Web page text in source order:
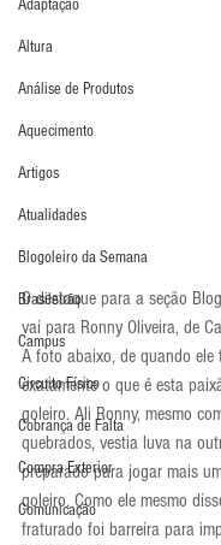
Adaptação
Altura
Análise de Produtos
Aquecimento
Artigos
Atualidades
Blogoleiro da Semana
Brasileirão
Campus
Circuito Físico
Cobrança de Falta
Compra Exterior
Comunicação
O destaque para a seção
vai para Ronny Oliveira, de
A foto abaixo, de quando
exatamente o que é esta
goleiro. Ali Ronny, mesmo
quebrados, vestia luva na
preparado para jogar mais
goleiro. Como ele mesmo
fraturado foi barreira para